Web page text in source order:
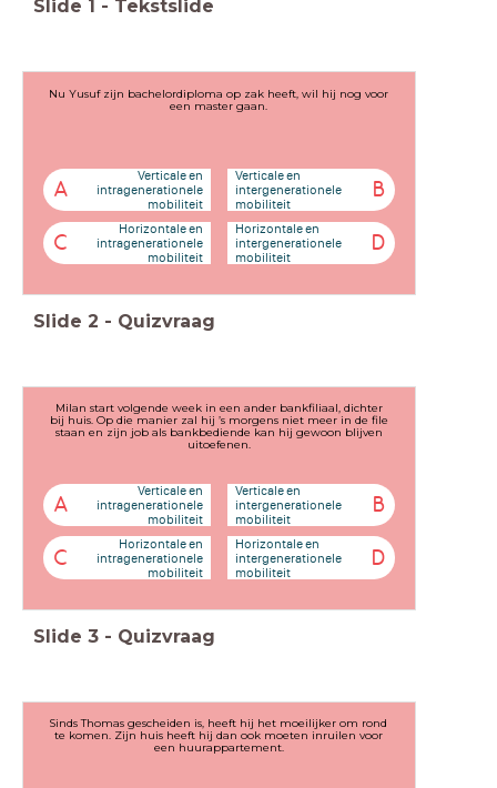
Slide 1 - Tekstslide
Nu Yusuf zijn bachelordiploma op zak heeft, wil hij nog voor
een master gaan.
A
Verticale en
intragenerationele
mobiliteit
B
Verticale en
intergenerationele
mobiliteit
C
Horizontale en
intragenerationele
mobiliteit
D
Horizontale en
intergenerationele
mobiliteit
Slide 2 - Quizvraag
Milan start volgende week in een ander bankfiliaal, dichter
bij huis. Op die manier zal hij ’s morgens niet meer in de file
staan en zijn job als bankbediende kan hij gewoon blijven
uitoefenen.
A
Verticale en
intragenerationele
mobiliteit
B
Verticale en
intergenerationele
mobiliteit
C
Horizontale en
intragenerationele
mobiliteit
D
Horizontale en
intergenerationele
mobiliteit
Slide 3 - Quizvraag
Sinds Thomas gescheiden is, heeft hij het moeilijker om rond
te komen. Zijn huis heeft hij dan ook moeten inruilen voor
een huurappartement.